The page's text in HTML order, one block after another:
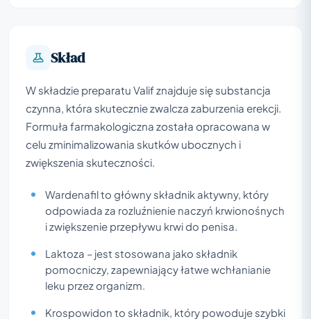
Skład
W składzie preparatu Valif znajduje się substancja
czynna, która skutecznie zwalcza zaburzenia erekcji.
Formuła farmakologiczna została opracowana w
celu zminimalizowania skutków ubocznych i
zwiększenia skuteczności.
Wardenafil to główny składnik aktywny, który
odpowiada za rozluźnienie naczyń krwionośnych
i zwiększenie przepływu krwi do penisa.
Laktoza – jest stosowana jako składnik
pomocniczy, zapewniający łatwe wchłanianie
leku przez organizm.
Krospowidon to składnik, który powoduje szybki